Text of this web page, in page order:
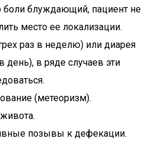
боли блуждающий, пациент не
место ее локализации.
раз в неделю) или диарея
день), в ряде случаев эти
(метеоризм).
позывы к дефекации.